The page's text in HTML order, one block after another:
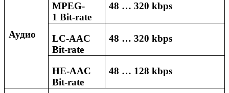
Аудио
MPEG-
1 Bit-rate
48 …320 kbps
LC-AAC
Bit-rate
48 … 320 kbps
HE-AAC
Bit-rate
48 … 128 kbps